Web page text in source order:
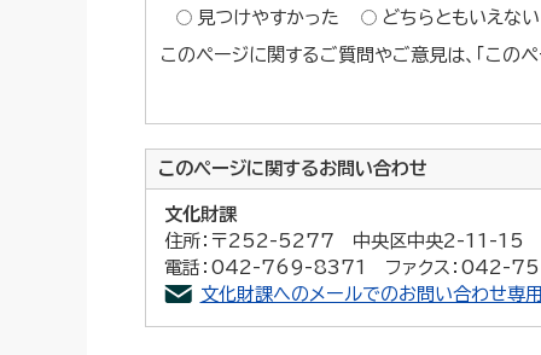
見つけやすかった
どちらともいえない
このページに関するご質問やご意見は、「この
このページに関するお問い合わせ
文化財課
住所：〒252-5277 中央区中央2-11-15
電話：042-769-8371 ファクス：042-
文化財課へのメールでのお問い合わせ専